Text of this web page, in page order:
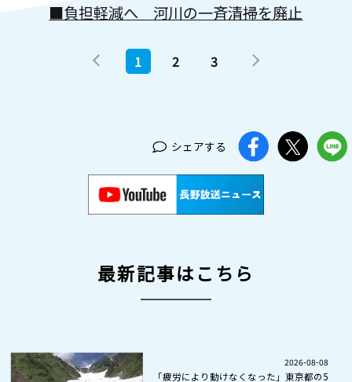
■負担軽減へ 河川の一斉清掃を廃止
1 2 3
シェアする
最新記事はこちら
2026-08-08
「疲労により動けなくなった」東京都の5